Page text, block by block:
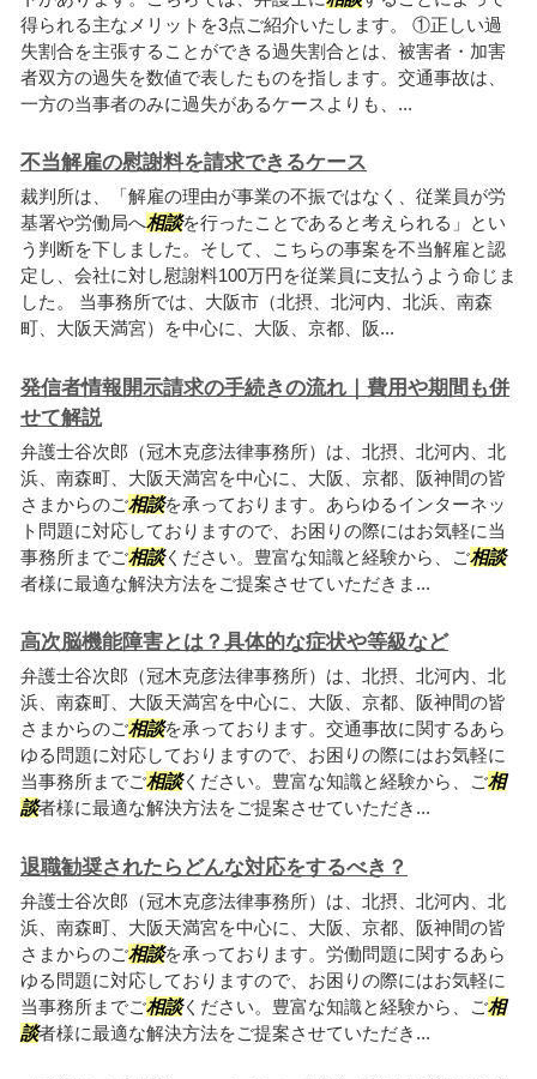
得られる主なメリットを3点ご紹介いたします。 ①正しい過
失割合を主張することができる過失割合とは、被害者・加害
者双方の過失を数値で表したものを指します。交通事故は、
一方の当事者のみに過失があるケースよりも、...
不当解雇の慰謝料を請求できるケース
裁判所は、「解雇の理由が事業の不振ではなく、従業員が労
基署や労働局へ相談を行ったことであると考えられる」とい
う判断を下しました。そして、こちらの事案を不当解雇と認
定し、会社に対し慰謝料100万円を従業員に支払うよう命じま
した。 当事務所では、大阪市（北摂、北河内、北浜、南森
町、大阪天満宮）を中心に、大阪、京都、阪...
発信者情報開示請求の手続きの流れ｜費用や期間も併
せて解説
弁護士谷次郎（冠木克彦法律事務所）は、北摂、北河内、北
浜、南森町、大阪天満宮を中心に、大阪、京都、阪神間の皆
さまからのご相談を承っております。あらゆるインターネッ
ト問題に対応しておりますので、お困りの際にはお気軽に当
事務所までご相談ください。豊富な知識と経験から、ご相談
者様に最適な解決方法をご提案させていただきま...
高次脳機能障害とは？具体的な症状や等級など
弁護士谷次郎（冠木克彦法律事務所）は、北摂、北河内、北
浜、南森町、大阪天満宮を中心に、大阪、京都、阪神間の皆
さまからのご相談を承っております。交通事故に関するあら
ゆる問題に対応しておりますので、お困りの際にはお気軽に
当事務所までご相談ください。豊富な知識と経験から、ご相
談者様に最適な解決方法をご提案させていただき...
退職勧奨されたらどんな対応をするべき？
弁護士谷次郎（冠木克彦法律事務所）は、北摂、北河内、北
浜、南森町、大阪天満宮を中心に、大阪、京都、阪神間の皆
さまからのご相談を承っております。労働問題に関するあら
ゆる問題に対応しておりますので、お困りの際にはお気軽に
当事務所までご相談ください。豊富な知識と経験から、ご相
談者様に最適な解決方法をご提案させていただき...